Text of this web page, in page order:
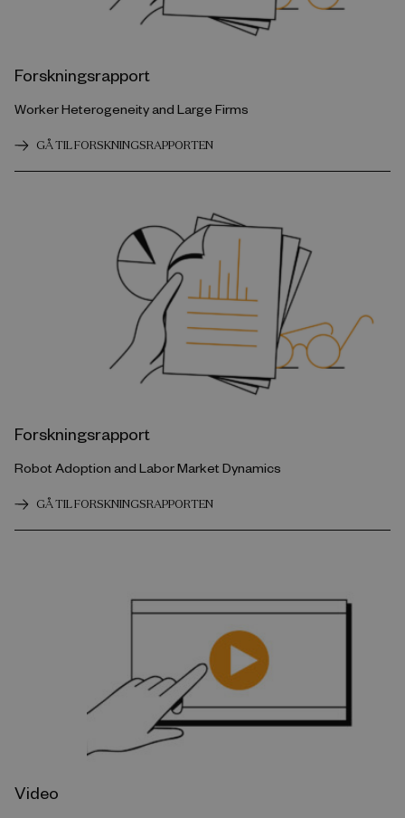
Forskningsrapport
Worker Heterogeneity and Large Firms
GÅ TIL FORSKNINGSRAPPORTEN
Forskningsrapport
Robot Adoption and Labor Market Dynamics
GÅ TIL FORSKNINGSRAPPORTEN
Video